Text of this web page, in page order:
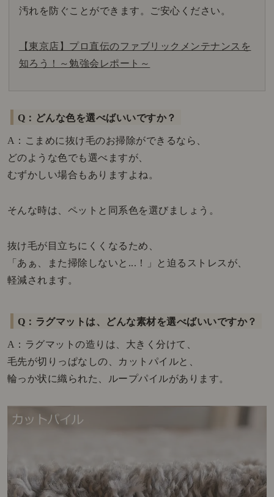
汚れを防ぐことができます。ご安心ください。
【東京店】プロ直伝のファブリックメンテナンスを
知ろう！～勉強会レポート～
Q：どんな色を選べばいいですか？
A：こまめに抜け毛のお掃除ができるなら、
どのような色でも選べますが、
むずかしい場合もありますよね。
そんな時は、ペットと同系色を選びましょう。
抜け毛が目立ちにくくなるため、
「あぁ、また掃除しないと...！」と迫るストレスが、
軽減されます。
Q：ラグマットは、どんな素材を選べばいいですか？
A：ラグマットの造りは、大きく分けて、
毛先が切りっぱなしの、カットパイルと、
輪っか状に織られた、ループパイルがあります。